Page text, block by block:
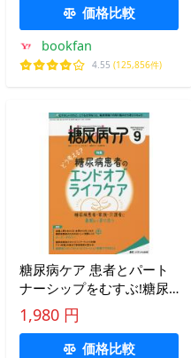
価格比較
bookfan
4.55 (125,856件)
糖尿病ケア 患者とパート
ナーシップをむすぶ!糖尿
病スタッフ応援専門誌
Vol.18No.9(2021-9)
1,980 円
価格比較